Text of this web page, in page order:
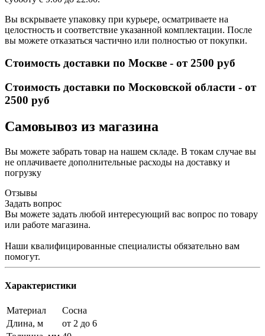
Вы вскрываете упаковку при курьере, осматриваете на
целостность и соответствие указанной комплектации. После
вы можете отказаться частично или полностью от покупки.
Стоимость доставки по Москве - от 2500 руб
Стоимость доставки по Московской области - от
2500 руб
Самовывоз из магазина
Вы можете забрать товар на нашем складе. В токам случае вы
не оплачиваете дополнительные расходы на доставку и
погрузку
Отзывы
Задать вопрос
Вы можете задать любой интересующий вас вопрос по товару
или работе магазина.
Наши квалифицированные специалисты обязательно вам
помогут.
Характеристики
Материал
Сосна
Длина, м
от 2 до 6